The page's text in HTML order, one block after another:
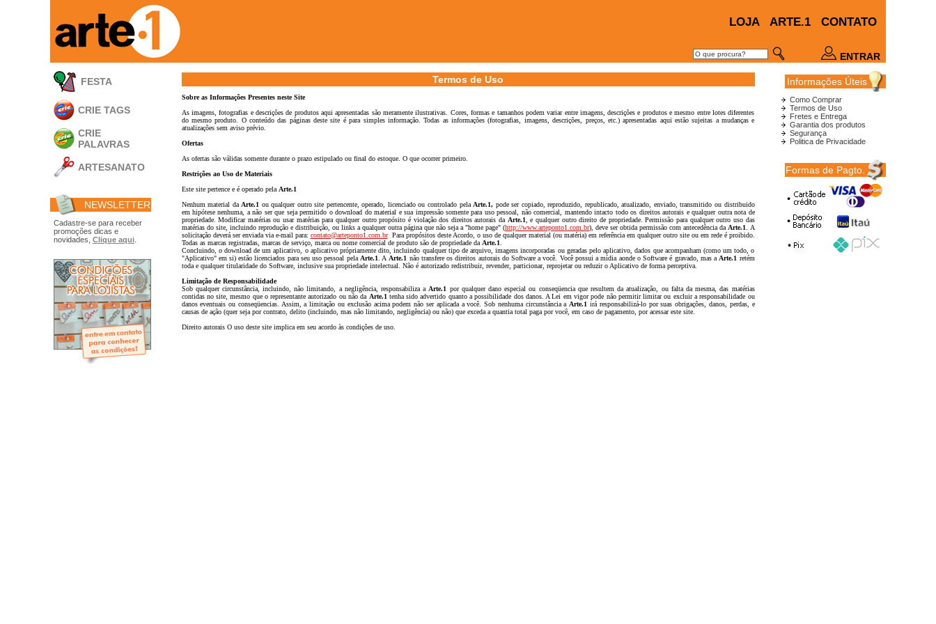
LOJA ARTE.1 CONTATO
ENTRAR
FESTA
CRIE TAGS
CRIE
PALAVRAS
ARTESANATO
Acrílico
Porta Retratos
Ferramentas
- Carimbões
- Embalagens
- Máscaras
- Espátulas
- Diversos
Álbuns
- Mini-Álbuns
- Páginas Mini
- Páginas Scrap
- Argolas
NEWSLETTER
Cadastre-se para receber
promoções dicas e
novidades, Clique aqui
Termos de Uso
Sobre as Informações Presentes neste Site
As imagens, fotografias e descrições de produtos aqui apresentadas são meramente ilustrativas. Cores, formas e tamanhos podem variar entre imagens, descrições e produtos e mesmo entre lotes diferentes
do mesmo produto. O conteúdo das páginas deste site é para simples informação. Todas as informações (fotografias, imagens, descrições, preços, etc.) apresentadas aqui estão sujeitas a mudanças e
atualizações sem aviso prévio.
Ofertas
As ofertas são válidas somente durante o prazo estipulado ou final do estoque. O que ocorrer primeiro.
Restrições ao Uso de Materiais
Este site pertence e é operado pela Arte.1
Nenhum material da Arte.1 ou qualquer outro site pertencente, operado, licenciado ou controlado pela Arte.1, pode ser copiado, reproduzido, republicado, atualizado, enviado, transmitido ou distribuido
em hipótese nenhuma, a não ser que seja permitido o download do material e sua impressão somente para uso pessoal, não comercial, mantendo intacto todo os direitos autorais e qualquer outra nota de
propriedade. Modificar matérias ou usar matérias para qualquer outro propósito é violação dos direitos autorais da Arte.1 , e qualquer outro direito de propriedade. Permissão para qualquer outro uso das
matérias do site, incluindo reprodução e distribuição, ou links a qualquer outra página que não seja a "home page" (http://www.arteponto1.com.br), deve ser obtida permissão com antecedência da Arte.1
. A
solicitação deverá ser enviada via e-mail para: contato@arteponto1.com.brPara propósitos deste Acordo, o uso de qualquer material (ou matéria) em referência em qualquer outro site ou em rede é proibido.
Todas as marcas registradas, marcas de serviço, marca ou nome comercial de produto são de propriedade da Arte.1
Concluindo, o download de um aplicativo, o aplicativo própriamente dito, incluindo qualquer tipo de arquivo, imagens incorporadas ou geradas pelo aplicativo, dados que acompanham (como um todo, o
"Aplicativo" em si) estão licenciados para seu uso pessoal pela Arte.1 . A Arte.1 não transfere os direitos autorais do Software a você. Você possui a mídia aonde o Software é gravado, mas a Arte.1 retém
toda e qualquer titularidade do Software, inclusive sua propriedade intelectual. Não é autorizado redistribuir, revender, particionar, reprojetar ou reduzir o Aplicativo de forma perceptiva.
Limitação de Responsabilidade
Sob qualquer circunstância, incluindo, não limitando, a negligência, responsabiliza a Arte.1 por qualquer dano especial ou conseqüencia que resultem da atualização, ou falta da mesma, das matérias
contidas no site, mesmo que o representante autorizado ou não da Arte.1 tenha sido advertido quanto a possibilidade dos danos. A Lei em vigor pode não permitir limitar ou excluir a responsabilidade ou
danos eventuais ou conseqüencias. Assim, a limitação ou exclusão acima podem não ser aplicada a você. Sob nenhuma circunstância a Arte.1 irá responsabilizá-lo por suas obrigações, danos, perdas, e
causas de ação (quer seja por contrato, delito (incluindo, mas não limitando, negligência) ou não) que exceda a quantia total paga por você, em caso de pagamento, por acessar este site.
Direito autorais O uso deste site implica em seu acordo às condições de uso.
Informações Úteis
Como Comprar
Termos de Uso
Fretes e Entrega
Garantia dos produtos
Segurança
Politica de Privacidade
Formas de Pagto.